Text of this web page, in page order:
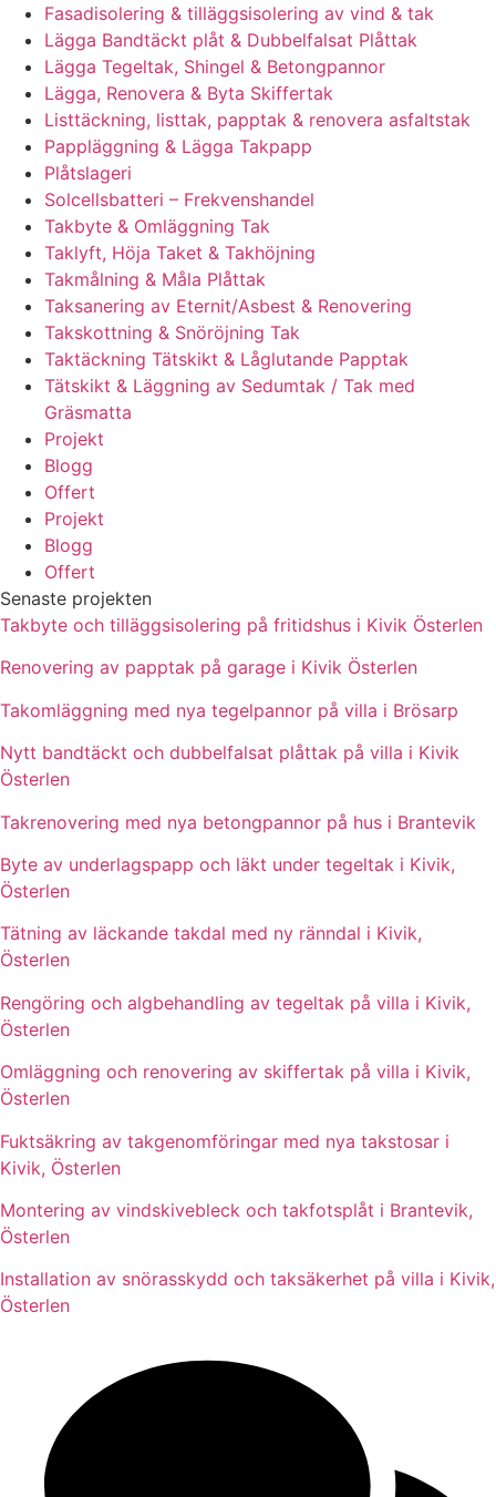
Fasadisolering & tilläggsisolering av vind & tak
Lägga Bandtäckt plåt & Dubbelfalsat Plåttak
Lägga Tegeltak, Shingel & Betongpannor
Lägga, Renovera & Byta Skiffertak
Listtäckning, listtak, papptak & renovera asfaltstak
Pappläggning & Lägga Takpapp
Plåtslageri
Solcellsbatteri – Frekvenshandel
Takbyte & Omläggning Tak
Taklyft, Höja Taket & Takhöjning
Takmålning & Måla Plåttak
Taksanering av Eternit/Asbest & Renovering
Takskottning & Snöröjning Tak
Taktäckning Tätskikt & Låglutande Papptak
Tätskikt & Läggning av Sedumtak / Tak med
Gräsmatta
Projekt
Blogg
Offert
Projekt
Blogg
Offert
Senaste projekten
Takbyte och tilläggsisolering på fritidshus i Kivik Österlen
Renovering av papptak på garage i Kivik Österlen
Takomläggning med nya tegelpannor på villa i Brösarp
Nytt bandtäckt och dubbelfalsat plåttak på villa i Kivik
Österlen
Takrenovering med nya betongpannor på hus i Brantevik
Byte av underlagspapp och läkt under tegeltak i Kivik,
Österlen
Tätning av läckande takdal med ny ränndal i Kivik,
Österlen
Rengöring och algbehandling av tegeltak på villa i Kivik,
Österlen
Omläggning och renovering av skiffertak på villa i Kivik,
Österlen
Fuktsäkring av takgenomföringar med nya takstosar i
Kivik, Österlen
Montering av vindskivebleck och takfotsplåt i Brantevik,
Österlen
Installation av snörasskydd och taksäkerhet på villa i Kivik,
Österlen